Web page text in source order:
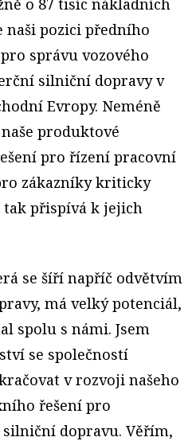
naši pozici předního
správu vozového
silniční dopravy v
Evropy. Neméně
produktové
pro řízení pracovní
zákazníky kriticky
tak přispívá k jejich
se šíří napříč odvětvím
má velký potenciál,
spolu s námi. Jsem
se společností
v rozvoji našeho
řešení pro
dopravu. Věřím,